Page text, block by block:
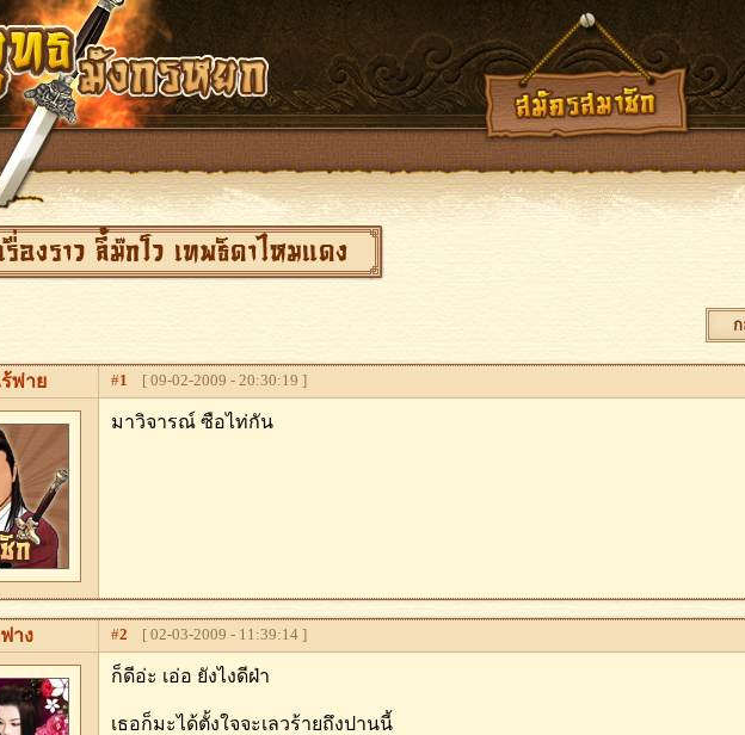
รื่องราว ลี้ม๊กโว เทพธิดาไหมแดง
พ่าย #1 [ 09-02-2009 - 20:30:19 ]
มาวิจารณ์ ซือไท่กัน
าง #2 [ 02-03-2009 - 11:39:14 ]
ก็ดีอ่ะ เอ่อ ยังไงดีฝ่า
เธอก็มะได้ตั้งใจจะเลวร้ายถึงปานนี้